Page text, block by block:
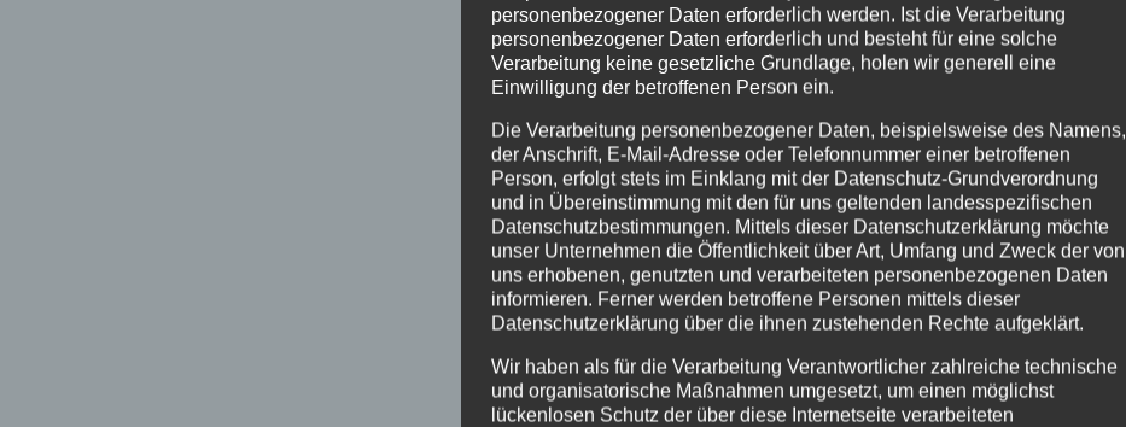
personenbezogener Daten erforderlich werden. Ist die Verarbeitung
personenbezogener Daten erforderlich und besteht für eine solche
Verarbeitung keine gesetzliche Grundlage, holen wir generell eine
Einwilligung der betroffenen Person ein.
Die Verarbeitung personenbezogener Daten, beispielsweise des Namens,
der Anschrift, E-Mail-Adresse oder Telefonnummer einer betroffenen
Person, erfolgt stets im Einklang mit der Datenschutz-Grundverordnung
und in Übereinstimmung mit den für uns geltenden landesspezifischen
Datenschutzbestimmungen. Mittels dieser Datenschutzerklärung möchte
unser Unternehmen die Öffentlichkeit über Art, Umfang und Zweck der von
uns erhobenen, genutzten und verarbeiteten personenbezogenen Daten
informieren. Ferner werden betroffene Personen mittels dieser
Datenschutzerklärung über die ihnen zustehenden Rechte aufgeklärt.
Wir haben als für die Verarbeitung Verantwortlicher zahlreiche technische
und organisatorische Maßnahmen umgesetzt, um einen möglichst
lückenlosen Schutz der über diese Internetseite verarbeiteten